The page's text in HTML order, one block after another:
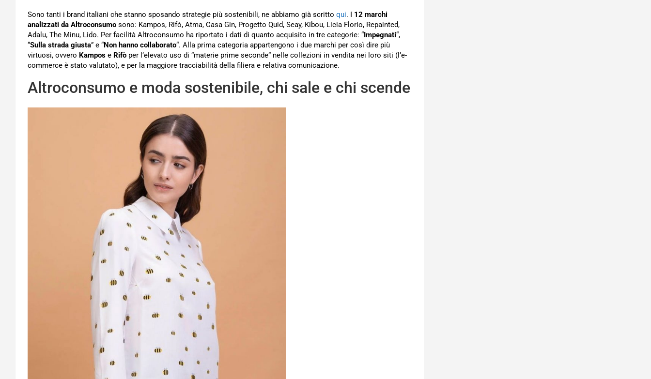
Sono tanti i brand italiani che stanno sposando strategie più sostenibili, ne abbiamo già scritto qui. I 12 marchi
analizzati da Altroconsumo sono: Kampos, Rifò, Atma, Casa Gin, Progetto Quid, Seay, Kibou, Licia Florio, Repainted,
Adalu, The Minu, Lido. Per facilità Altroconsumo ha riportato i dati di quanto acquisito in tre categorie: “Impegnati“,
“Sulla strada giusta” e “Non hanno collaborato“. Alla prima categoria appartengono i due marchi per così dire più
virtuosi, ovvero Kampos e Rifò per l’elevato uso di “materie prime seconde” nelle collezioni in vendita nei loro siti (l’e-
commerce è stato valutato), e per la maggiore tracciabilità della filiera e relativa comunicazione.
Altroconsumo e moda sostenibile, chi sale e chi scende